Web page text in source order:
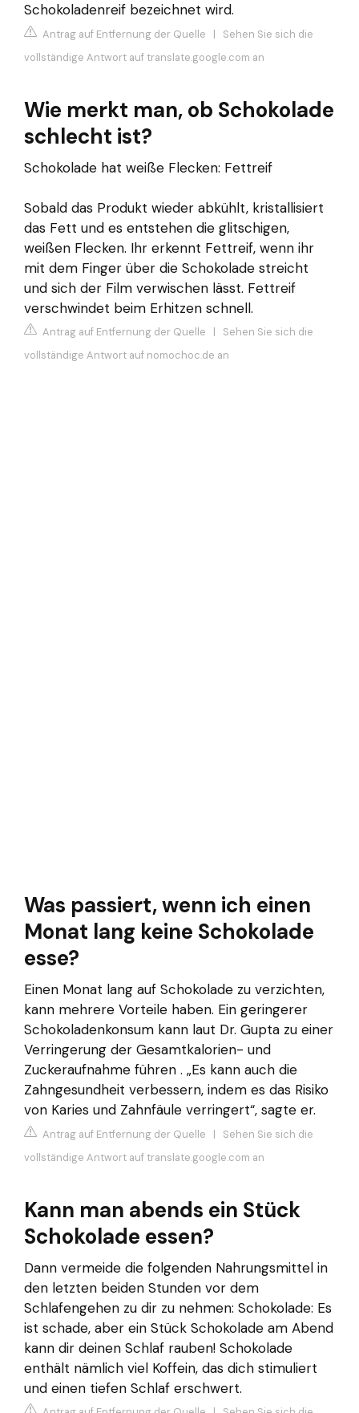
Schokoladenreif bezeichnet wird.
Antrag auf Entfernung der Quelle | Sehen Sie sich die
vollständige Antwort auf translate.google.com an
Wie merkt man, ob Schokolade
schlecht ist?
Schokolade hat weiße Flecken: Fettreif
Sobald das Produkt wieder abkühlt, kristallisiert
das Fett und es entstehen die glitschigen,
weißen Flecken. Ihr erkennt Fettreif, wenn ihr
mit dem Finger über die Schokolade streicht
und sich der Film verwischen lässt. Fettreif
verschwindet beim Erhitzen schnell.
Antrag auf Entfernung der Quelle | Sehen Sie sich die
vollständige Antwort auf nomochoc.de an
Was passiert, wenn ich einen
Monat lang keine Schokolade
esse?
Einen Monat lang auf Schokolade zu verzichten,
kann mehrere Vorteile haben. Ein geringerer
Schokoladenkonsum kann laut Dr. Gupta zu einer
Verringerung der Gesamtkalorien- und
Zuckeraufnahme führen . „Es kann auch die
Zahngesundheit verbessern, indem es das Risiko
von Karies und Zahnfäule verringert“, sagte er.
Antrag auf Entfernung der Quelle | Sehen Sie sich die
vollständige Antwort auf translate.google.com an
Kann man abends ein Stück
Schokolade essen?
Dann vermeide die folgenden Nahrungsmittel in
den letzten beiden Stunden vor dem
Schlafengehen zu dir zu nehmen: Schokolade: Es
ist schade, aber ein Stück Schokolade am Abend
kann dir deinen Schlaf rauben! Schokolade
enthält nämlich viel Koffein, das dich stimuliert
und einen tiefen Schlaf erschwert.